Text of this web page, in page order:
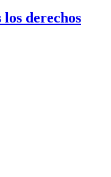
derechos